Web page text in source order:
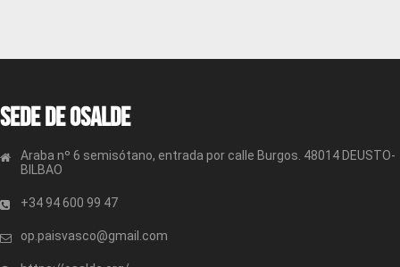
Sede de OSALDE
Araba nº 6 semisótano, entrada por calle Burgos. 48014 DEUSTO-
BILBAO
+34 94 600 99 47
op.paisvasco@gmail.com